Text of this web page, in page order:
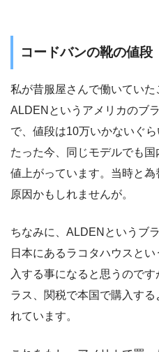
コードバンの靴の値段
私が昔服屋さんで働いていた
ALDENというアメリカのブ
で、値段は10万いかないぐ
たった今、同じモデルでも
値上がっています。当時と
原因かもしれませんが。
ちなみに、ALDENというブ
日本にあるラコタハウスと
入する事になると思うので
ラス、関税で本国で購入す
れています。